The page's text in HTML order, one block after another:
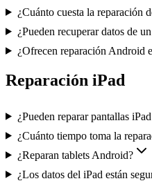
¿Cuánto cuesta la reparación
¿Pueden recuperar datos de
¿Ofrecen reparación Android
Reparación iPad
¿Pueden reparar pantallas
¿Cuánto tiempo toma la
¿Reparan tablets Android?
¿Los datos del iPad están